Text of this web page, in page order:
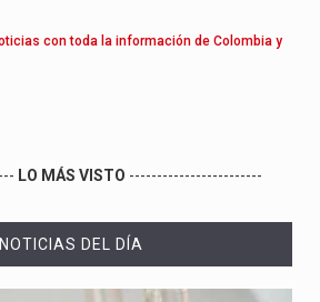
con toda la información de Colombia y
LO MÁS VISTO ------------------------
NOTICIAS DEL DÍA